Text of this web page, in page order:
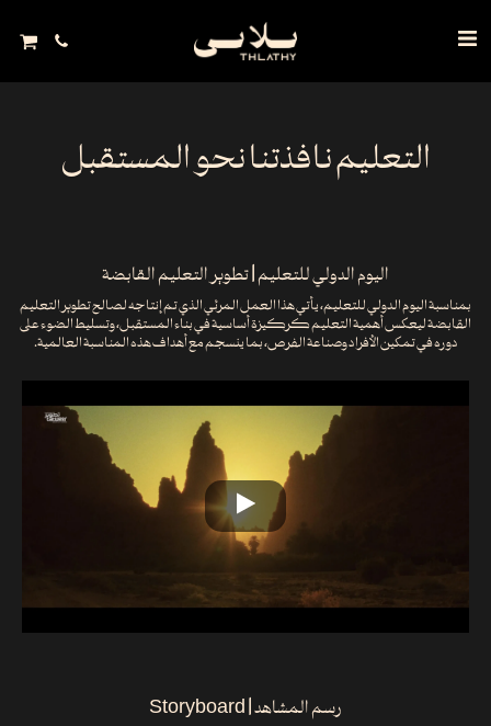
التعليم نافذتنا نحو المستقبل
اليوم الدولي للتعليم | تطوير التعليم القابضة
بمناسبة اليوم الدولي للتعليم، يأتي هذا العمل المرئي الذي تم إنتاجه لصالح تطوير التعليم
القابضة ليعكس أهمية التعليم كركيزة أساسية في بناء المستقبل، وتسليط الضوء على
دوره في تمكين الأفراد وصناعة الفرص، بما ينسجم مع أهداف هذه المناسبة العالمية.
رسم المشاهد | Storyboard